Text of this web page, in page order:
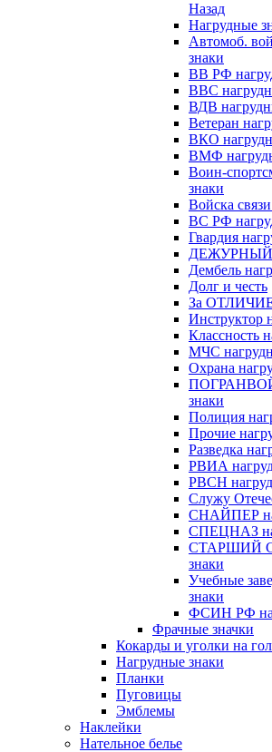
Назад
Нагрудные
Автомоб.
знаки
ВВ РФ
ВВС
ВДВ
Ветеран
ВКО
ВМФ
Воин-
знаки
Войска
ВС РФ
Гвардия
ДЕЖУРНЫЙ
Дембель
Долг и честь
За ОТЛИЧИЕ
Инструктор
Классность
МЧС
Охрана
знаки
Полиция
Прочие
Разведка
РВИА
РВСН
Служу
СНАЙПЕР
СПЕЦНАЗ
СТАРШИЙ
знаки
Учебные
знаки
ФСИН РФ
Фрачные значки
Кокарды и уголки на
Нагрудные знаки
Планки
Пуговицы
Эмблемы
Наклейки
Нательное белье